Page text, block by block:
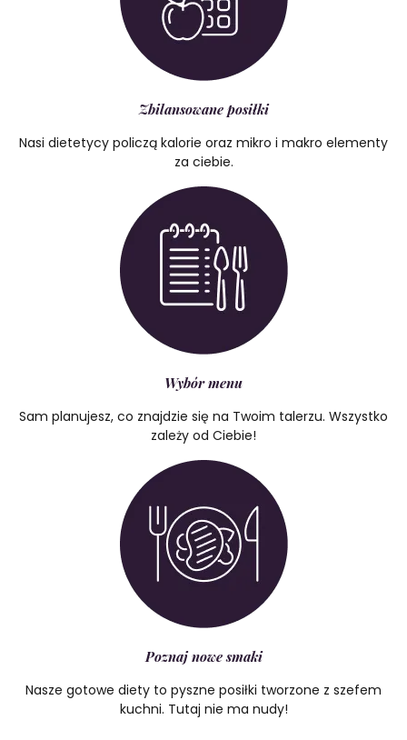
Zbilansowane posiłki
Nasi dietetycy policzą kalorie oraz mikro i makro elementy
za ciebie.
Wybór menu
Sam planujesz, co znajdzie się na Twoim talerzu. Wszystko
zależy od Ciebie!
Poznaj nowe smaki
Nasze gotowe diety to pyszne posiłki tworzone z szefem
kuchni. Tutaj nie ma nudy!